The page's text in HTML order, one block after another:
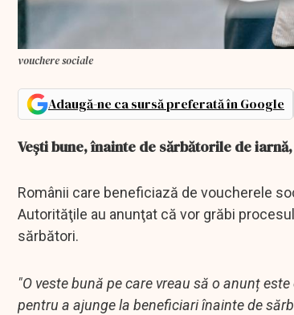
vouchere sociale
Adaugă-ne ca sursă preferată în Google
Veşti bune, înainte de sărbătorile de
Românii care beneficiază de voucherele
Autorităţile au anunţat că vor grăbi
sărbători.
"O veste bună pe care vreau să o anunț
pentru a ajunge la beneficiari înainte de